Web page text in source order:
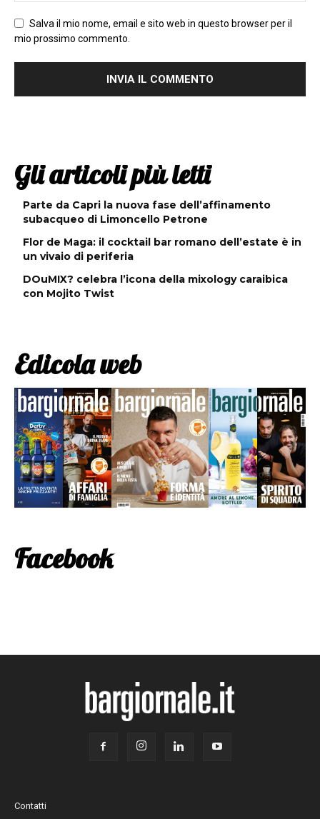
Salva il mio nome, email e sito web in questo browser per il
mio prossimo commento.
Gli articoli più letti
Parte da Capri la nuova fase dell’affinamento
subacqueo di Limoncello Petrone
Flor de Maga: il cocktail bar romano dell’estate è in
un vivaio di periferia
DOuMIX? celebra l’icona della mixology caraibica
con Mojito Twist
Edicola web
Facebook
Contatti